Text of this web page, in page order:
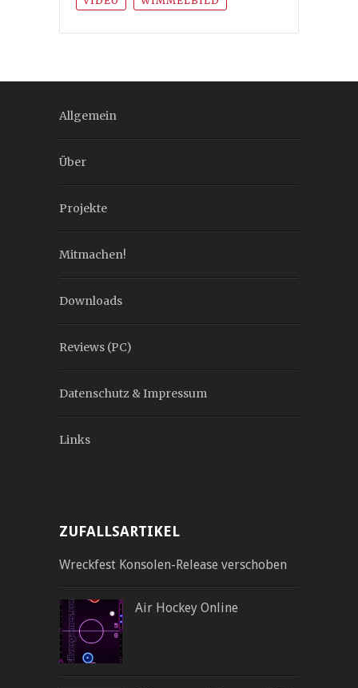
Allgemein
Über
Projekte
Mitmachen!
Downloads
Reviews (PC)
Datenschutz & Impressum
Links
ZUFALLSARTIKEL
Wreckfest Konsolen-Release verschoben
Air Hockey Online